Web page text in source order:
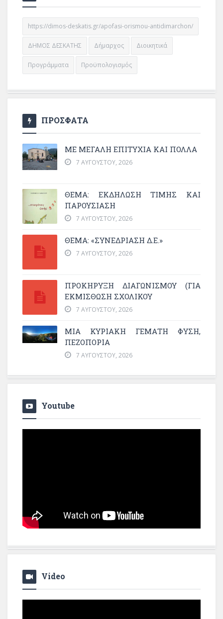
https://dimos-deskatis.gr/apofasi-orismou-antidimarchon/
ΔΗΜΟΣ ΔΕΣΚΑΤΗΣ Δήμαρχος Διοικητικά
Προγράμματα Προϋπολογισμός
ΠΡΟΣΦΑΤΑ
ΜΕ ΜΕΓΆΛΗ ΕΠΙΤΥΧΊΑ ΚΑΙ ΠΟΛΛΆ
7 ΑΥΓΟΎΣΤΟΥ, 2026
ΘΈΜΑ: ΕΚΔΉΛΩΣΗ ΤΙΜΉΣ ΚΑΙ
ΠΑΡΟΥΣΊΑΣΗ
7 ΑΥΓΟΎΣΤΟΥ, 2026
ΘΕΜΑ: «ΣΥΝΕΔΡΊΑΣΗ Δ.Ε.»
7 ΑΥΓΟΎΣΤΟΥ, 2026
ΠΡΟΚΗΡΥΞΗ ΔΙΑΓΩΝΙΣΜΟΥ (ΓΙΑ
ΕΚΜΊΣΘΩΣΗ ΣΧΟΛΙΚΟΎ
7 ΑΥΓΟΎΣΤΟΥ, 2026
ΜΙΑ ΚΥΡΙΑΚΉ ΓΕΜΆΤΗ ΦΎΣΗ,
ΠΕΖΟΠΟΡΊΑ
7 ΑΥΓΟΎΣΤΟΥ, 2026
Youtube
Video